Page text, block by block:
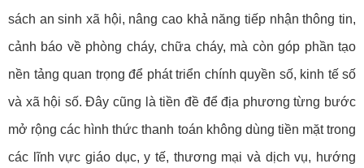
sách an sinh xã hội, nâng cao khả năng tiếp nhận thông tin,
cảnh báo về phòng cháy, chữa cháy, mà còn góp phần tạo
nền tảng quan trọng để phát triển chính quyền số, kinh tế số
và xã hội số. Đây cũng là tiền đề để địa phương từng bước
mở rộng các hình thức thanh toán không dùng tiền mặt trong
các lĩnh vực giáo dục, y tế, thương mại và dịch vụ, hướng